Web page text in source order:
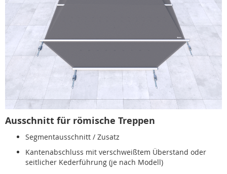
Ausschnitt für römische Treppen
Segmentausschnitt / Zusatz
Kantenabschluss mit verschweißtem Überstand oder
seitlicher Kederführung (je nach Modell)